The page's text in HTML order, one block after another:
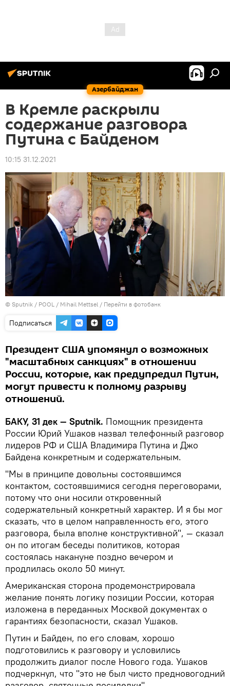
Азербайджан
В Кремле раскрыли
содержание разговора
Путина с Байденом
10:15 31.12.2021
© Sputnik / POOL / Mihail Mettsel / Перейти в фотобанк
Подписаться
Президент США упомянул о возможных
"масштабных санкциях" в отношении
России, которые, как предупредил Путин,
могут привести к полному разрыву
отношений.
БАКУ, 31 дек — Sputnik. Помощник президента
России Юрий Ушаков назвал телефонный разговор
лидеров РФ и США Владимира Путина и Джо
Байдена конкретным и содержательным.
"Мы в принципе довольны состоявшимся
контактом, состоявшимися сегодня переговорами,
потому что они носили откровенный
содержательный конкретный характер. И я бы мог
сказать, что в целом направленность его, этого
разговора, была вполне конструктивной", — сказал
он по итогам беседы политиков, которая
состоялась накануне поздно вечером и
продлилась около 50 минут.
Американская сторона продемонстрировала
желание понять логику позиции России, которая
изложена в переданных Москвой документах о
гарантиях безопасности, сказал Ушаков.
Путин и Байден, по его словам, хорошо
подготовились к разговору и условились
продолжить диалог после Нового года. Ушаков
подчеркнул, что "это не был чисто предновогодний